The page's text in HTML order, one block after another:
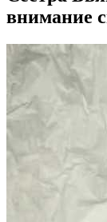
внимание